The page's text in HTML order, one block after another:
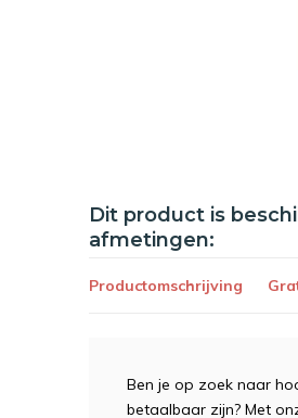
Dit product is
afmetingen:
Productomschrijving
Ben je op zoek naar
betaalbaar zijn? Met